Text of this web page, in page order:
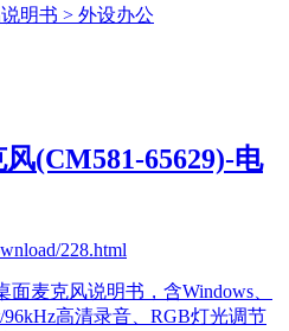
明书 > 外设办公
(CM581-65629)-电
228.html
面麦克风说明书，含Windows、
96kHz高清录音、RGB灯光调节